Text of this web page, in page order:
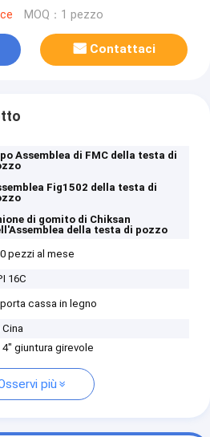
MOQ：1 pezzo
Contattaci
Assemblea di FMC della testa di
Fig1502 della testa di
di gomito di Chiksan
della testa di pozzo
pezzi al mese
16C
cassa in legno
Cina
4" giuntura girevole
più